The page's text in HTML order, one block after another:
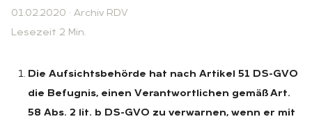
01.02.2020 · Archiv RDV
Lesezeit 2 Min.
Die Aufsichtsbehörde hat nach Artikel 51 DS-GVO
die Befugnis, einen Verantwortlichen gemäß Art.
58 Abs. 2 lit. b DS-GVO zu verwarnen, wenn er mit